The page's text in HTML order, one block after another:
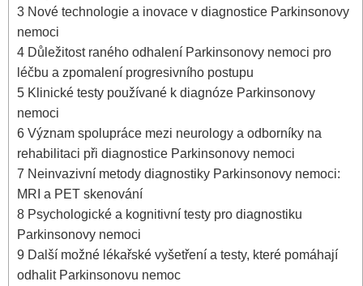
3 Nové technologie a inovace v diagnostice Parkinsonovy
nemoci
4 Důležitost raného odhalení Parkinsonovy nemoci pro
léčbu a zpomalení progresivního postupu
5 Klinické testy používané k diagnóze Parkinsonovy
nemoci
6 Význam spolupráce mezi neurology a odborníky na
rehabilitaci při diagnostice Parkinsonovy nemoci
7 Neinvazivní metody diagnostiky Parkinsonovy nemoci:
MRI a PET skenování
8 Psychologické a kognitivní testy pro diagnostiku
Parkinsonovy nemoci
9 Další možné lékařské vyšetření a testy, které pomáhají
odhalit Parkinsonovu nemoc